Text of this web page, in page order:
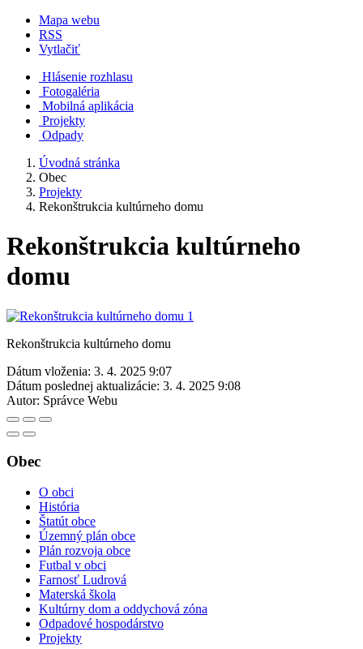
Mapa webu
RSS
Vytlačiť
Hlásenie rozhlasu
Fotogaléria
Mobilná aplikácia
Projekty
Odpady
Úvodná stránka
Obec
Projekty
Rekonštrukcia kultúrneho domu
Rekonštrukcia kultúrneho
domu
Rekonštrukcia kultúrneho domu
Dátum vloženia: 3. 4. 2025 9:07
Dátum poslednej aktualizácie: 3. 4. 2025 9:08
Autor: Správce Webu
Obec
O obci
História
Štatút obce
Územný plán obce
Plán rozvoja obce
Futbal v obci
Farnosť Ludrová
Materská škola
Kultúrny dom a oddychová zóna
Odpadové hospodárstvo
Projekty